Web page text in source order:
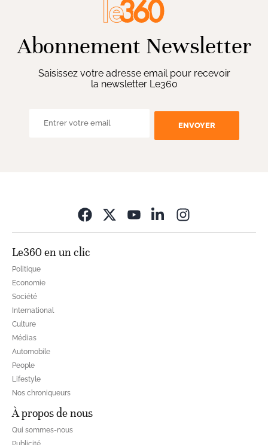
Abonnement Newsletter
Saisissez votre adresse email pour recevoir
la newsletter Le360
ENVOYER
Le360 en un clic
Politique
Economie
Société
International
Culture
Médias
Automobile
People
Lifestyle
Nos chroniqueurs
À propos de nous
Qui sommes-nous